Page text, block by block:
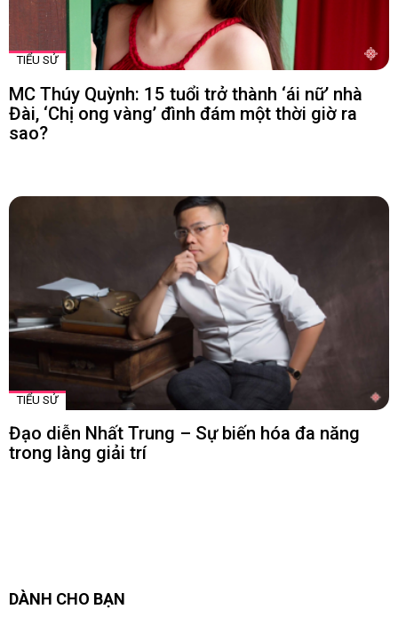
TIỂU SỬ
MC Thúy Quỳnh: 15 tuổi trở thành ‘ái nữ’ nhà
Đài, ‘Chị ong vàng’ đình đám một thời giờ ra
sao?
TIỂU SỬ
Đạo diễn Nhất Trung – Sự biến hóa đa năng
trong làng giải trí
DÀNH CHO BẠN